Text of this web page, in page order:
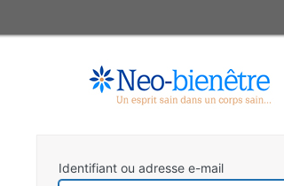
Identifiant ou adresse e-mail